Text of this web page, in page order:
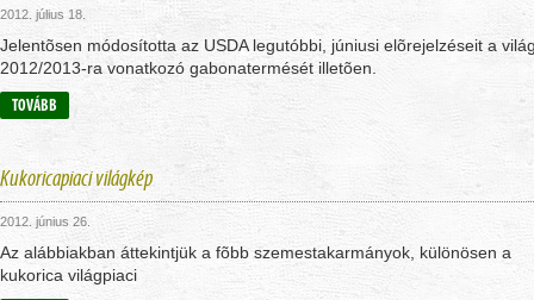
2012. július 18.
Jelentõsen módosította az USDA legutóbbi, júniusi elõrejelzéseit a
2012/2013-ra vonatkozó gabonatermését illetõen.
TOVÁBB
Kukoricapiaci világkép
2012. június 26.
Az alábbiakban áttekintjük a fõbb szemestakarmányok, különösen a
kukorica világpiaci